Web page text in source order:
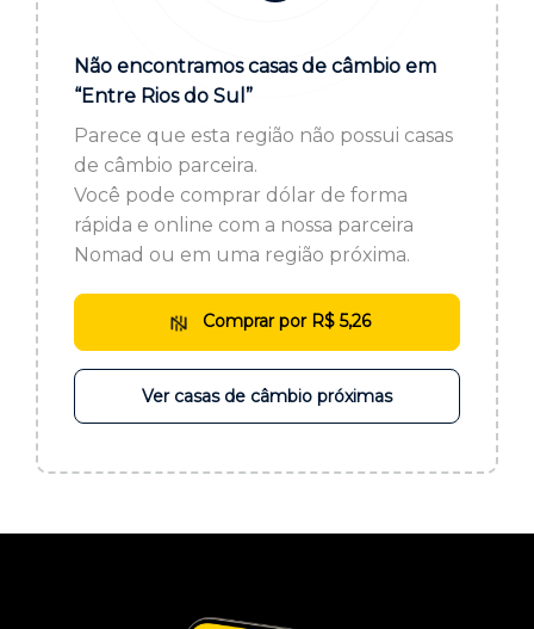
ou cadastre-se se ainda não tem registro:
CADASTRE-SE
Não encontramos casas de câmbio em
“Entre Rios do Sul”
Parece que esta região não possui casas
de câmbio parceira.
Você pode comprar dólar de forma
rápida e online com a nossa parceira
Nomad ou em uma região próxima.
Comprar por R$ 5,26
Ver casas de câmbio próximas